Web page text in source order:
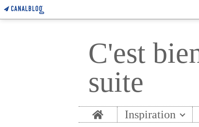
C'est
suite
Home Inspiration